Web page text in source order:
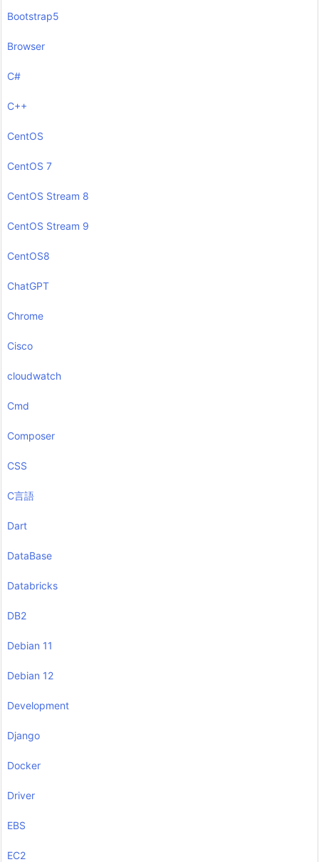
Bootstrap5
Browser
C#
C++
CentOS
CentOS 7
CentOS Stream 8
CentOS Stream 9
CentOS8
ChatGPT
Chrome
Cisco
cloudwatch
Cmd
Composer
CSS
C言語
Dart
DataBase
Databricks
DB2
Debian 11
Debian 12
Development
Django
Docker
Driver
EBS
EC2